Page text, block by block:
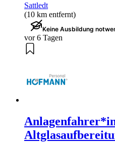
Sattledt
(10 km entfernt)
Keine Ausbildung
vor 6 Tagen